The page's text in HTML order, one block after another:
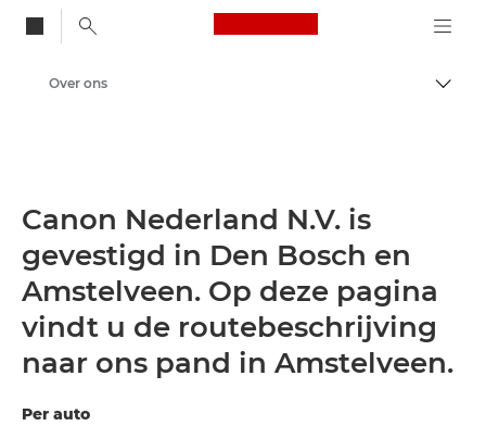
Canon Logo, back
Over ons
Canon Nederland N.V. is
gevestigd in Den Bosch en
Amstelveen. Op deze pagina
vindt u de routebeschrijving
naar ons pand in Amstelveen.
Per auto